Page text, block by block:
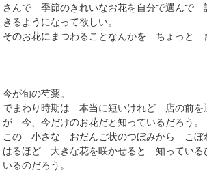
さんで 季節のきれいなお花を自分で選んで
きるようになって欲しい。
そのお花にまつわることなんかを ちょっと
今が旬の芍薬。
でまわり時期は 本当に短いけれど 店の前を
が 今、今だけのお花だと知っているだろう。
この 小さな おだんご状のつぼみから こぼ
はるほど 大きな花を咲かせると 知ってい
いるのだろう。